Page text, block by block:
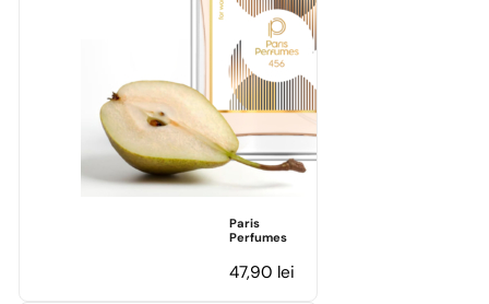
Paris
Perfumes
47,90 lei